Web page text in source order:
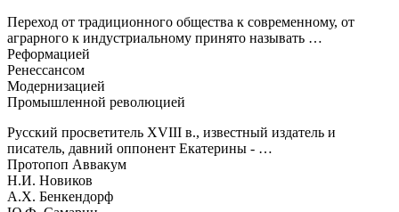
Переход от традиционного общества к современному, от
аграрного к индустриальному принято называть …
Реформацией
Ренессансом
Модернизацией
Промышленной революцией
Русский просветитель XVIII в., известный издатель и
писатель, давний оппонент Екатерины - …
Протопоп Аввакум
Н.И. Новиков
А.Х. Бенкендорф